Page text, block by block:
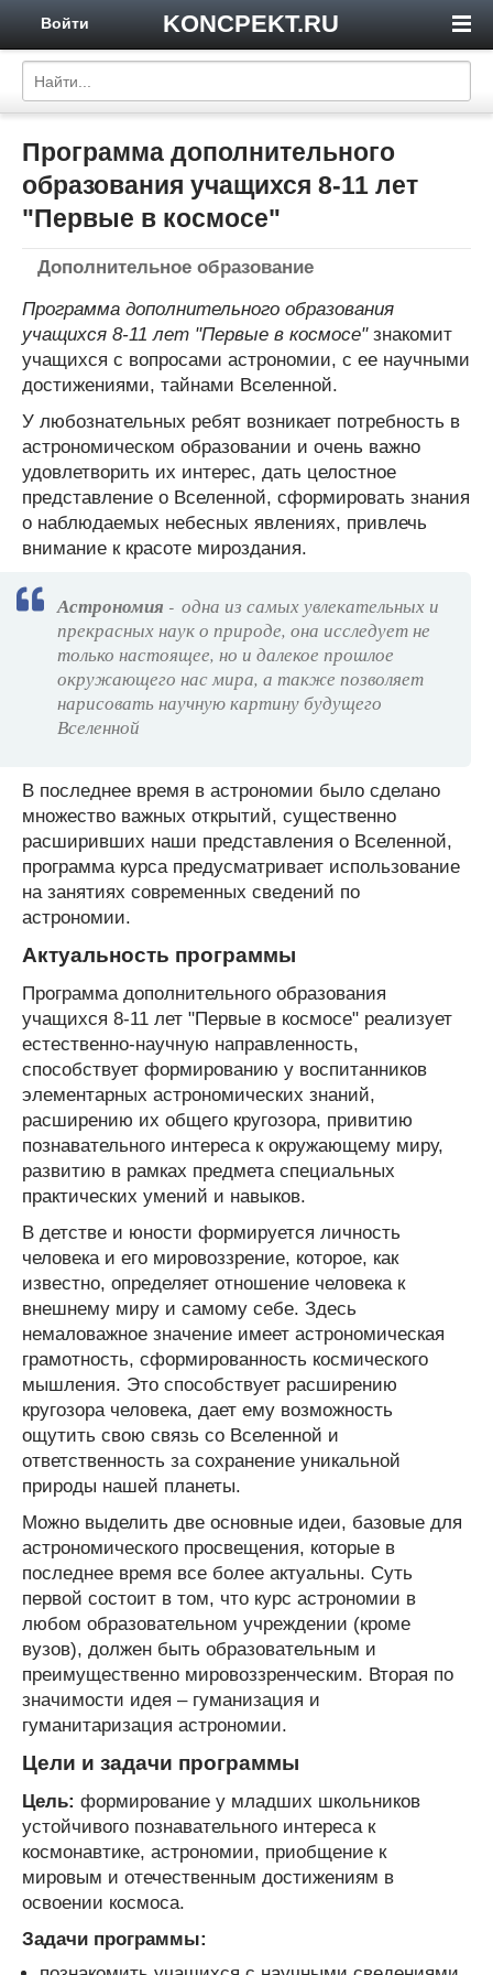
KONCPEKT.RU
Войти
Программа дополнительного
образования учащихся 8-11 лет
"Первые в космосе"
Дополнительное образование
Программа дополнительного образования
учащихся 8-11 лет "Первые в космосе"знакомит
учащихся с вопросами астрономии, с ее научными
достижениями, тайнами Вселенной.
У любознательных ребят возникает потребность в
астрономическом образовании и очень важно
удовлетворить их интерес, дать целостное
представление о Вселенной, сформировать знания
о наблюдаемых небесных явлениях, привлечь
внимание к красоте мироздания.
Астрономия - одна из самых увлекательных и
прекрасных наук о природе, она исследует не
только настоящее, но и далекое прошлое
окружающего нас мира, а также позволяет
нарисовать научную картину будущего
Вселенной
В последнее время в астрономии было сделано
множество важных открытий, существенно
расширивших наши представления о Вселенной,
программа курса предусматривает использование
на занятиях современных сведений по
астрономии.
Актуальность программы
Программа дополнительного образования
учащихся 8-11 лет "Первые в космосе" реализует
естественно-научную направленность,
способствует формированию у воспитанников
элементарных астрономических знаний,
расширению их общего кругозора, привитию
познавательного интереса к окружающему миру,
развитию в рамках предмета специальных
практических умений и навыков.
В детстве и юности формируется личность
человека и его мировоззрение, которое, как
известно, определяет отношение человека к
внешнему миру и самому себе. Здесь
немаловажное значение имеет астрономическая
грамотность, сформированность космического
мышления. Это способствует расширению
кругозора человека, дает ему возможность
ощутить свою связь со Вселенной и
ответственность за сохранение уникальной
природы нашей планеты.
Можно выделить две основные идеи, базовые для
астрономического просвещения, которые в
последнее время все более актуальны. Суть
первой состоит в том, что курс астрономии в
любом образовательном учреждении (кроме
вузов), должен быть образовательным и
преимущественно мировоззренческим. Вторая по
значимости идея – гуманизация и
гуманитаризация астрономии.
Цели и задачи программы
Цель: формирование у младших школьников
устойчивого познавательного интереса к
космонавтике, астрономии, приобщение к
мировым и отечественным достижениям в
освоении космоса.
Задачи программы: